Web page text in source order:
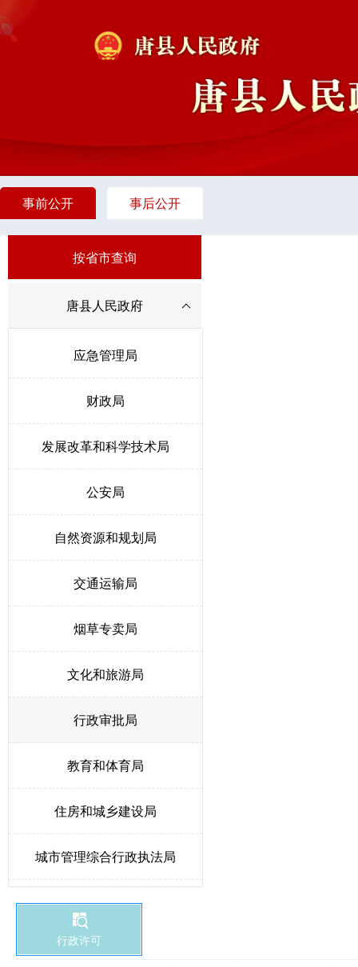
事前公开 事后公开
按省市查询
唐县人民政府
应急管理局
财政局
发展改革和科学技术局
公安局
自然资源和规划局
交通运输局
烟草专卖局
文化和旅游局
行政审批局
教育和体育局
住房和城乡建设局
城市管理综合行政执法局
人力资源和社会保障局
生态环境局唐县分局
行政许可